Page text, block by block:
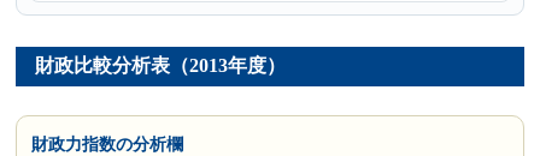
財政比較分析表（2013年度）
財政力指数の分析欄